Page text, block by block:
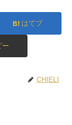
はてブ
ー
CHIELI